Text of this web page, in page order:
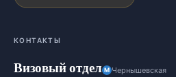
КОНТАКТЫ
Визовый отдел Чернышевская